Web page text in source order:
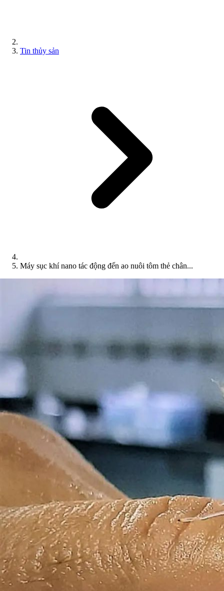
Tin thủy sản
Máy sục khí nano tác động đến ao nuôi tôm thẻ chân...